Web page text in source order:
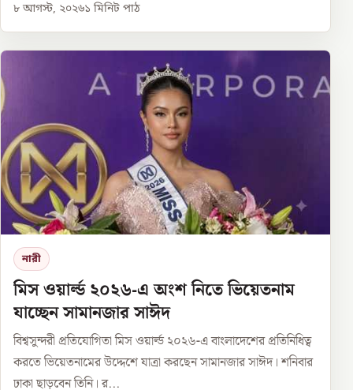
৮ আগস্ট, ২০২৬১ মিনিট পাঠ
নারী
মিস ওয়ার্ল্ড ২০২৬-এ অংশ নিতে ভিয়েতনাম
যাচ্ছেন সামানজার সাঈদ
বিশ্বসুন্দরী প্রতিযোগিতা মিস ওয়ার্ল্ড ২০২৬-এ বাংলাদেশের প্রতিনিধিত্ব
করতে ভিয়েতনামের উদ্দেশে যাত্রা করছেন সামানজার সাঈদ। শনিবার
ঢাকা ছাড়বেন তিনি। র...